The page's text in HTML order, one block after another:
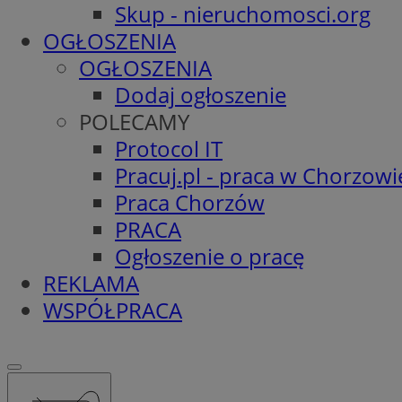
Skup - nieruchomosci.org
OGŁOSZENIA
OGŁOSZENIA
Dodaj ogłoszenie
POLECAMY
Protocol IT
Pracuj.pl - praca w
Praca Chorzów
PRACA
Ogłoszenie o pracę
REKLAMA
WSPÓŁPRACA